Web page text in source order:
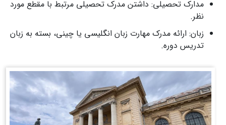
مدارک تحصیلی: داشتن مدرک تحصیلی مرتبط با مقطع مورد
نظر.
زبان: ارائه مدرک مهارت زبان انگلیسی یا چینی، بسته به زبان
تدریس دوره.